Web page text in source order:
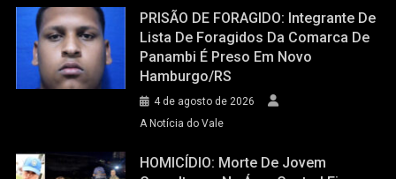
PRISÃO DE FORAGIDO: Integrante De
Lista De Foragidos Da Comarca De
Panambi É Preso Em Novo
Hamburgo/RS
4 de agosto de 2026
A Notícia do Vale
HOMICÍDIO: Morte De Jovem